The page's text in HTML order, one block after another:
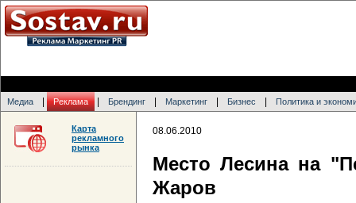
Медиа Реклама Брендинг Маркетинг Бизнес Политика и
08.06.2010
Место Лесина на
Жаров
Карта
рекламного
рынка